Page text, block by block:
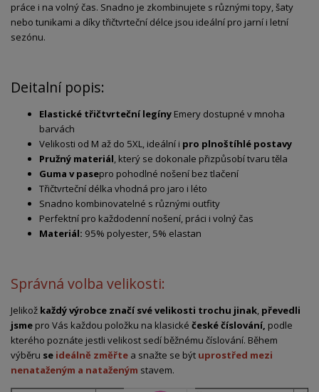
práce i na volnýčas. Snadno je zkombinujete s různými topy,šaty
nebo tunikami a díkytřičtvrteční délce jsou ideální pro jarní i letní
sezónu.
Deitalní popis:
Elastické třičtvrtečnílegíny Emery dostupné v mnoha
barvách
Velikosti od M až do 5XL, ideální i pro plnoštíhlé postavy
Pružný materiál, který se dokonale přizpůsobítvaru těla
Guma vpasepro pohodlné nošení bez tlačení
Třičtvrteční délka vhodná pro jaro i léto
Snadno kombinovatelné s různými outfity
Perfektní pro každodenní nošení, práci i volnýčas
Materiál: 95% polyester, 5% elastan
Správná volba velikosti:
Jelikož každý výrobce značí své velikosti trochu jinak, převedli
jsme pro Vás každou položku na klasické české číslování, podle
kterého poznáte jestli velikost sedí běžnému číslování. Během
výběru se ideálně změřte a snažte se být uprostřed mezi
nenataženým a nataženým stavem.